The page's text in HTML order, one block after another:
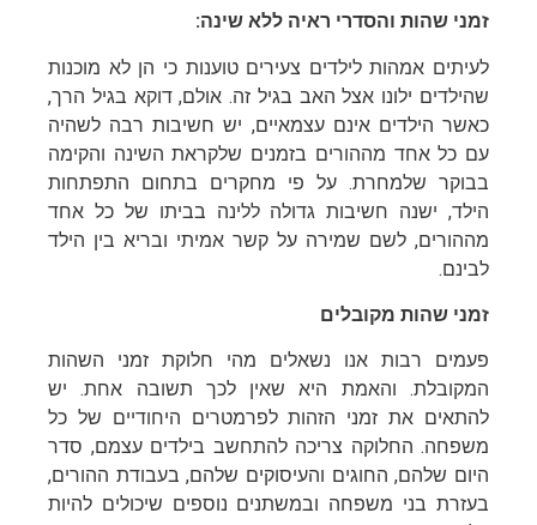
זמני שהות והסדרי ראיה ללא שינה:
לעיתים אמהות לילדים צעירים טוענות כי הן לא מוכנות
שהילדים ילונו אצל האב בגיל זה. אולם, דוקא בגיל הרך,
כאשר הילדים אינם עצמאיים, יש חשיבות רבה לשהיה
עם כל אחד מההורים בזמנים שלקראת השינה והקימה
בבוקר שלמחרת. על פי מחקרים בתחום התפתחות
הילד, ישנה חשיבות גדולה ללינה בביתו של כל אחד
מההורים, לשם שמירה על קשר אמיתי ובריא בין הילד
לבינם.
זמני שהות מקובלים
פעמים רבות אנו נשאלים מהי חלוקת זמני השהות
המקובלת. והאמת היא שאין לכך תשובה אחת. יש
להתאים את זמני הזהות לפרמטרים היחודיים של כל
משפחה. החלוקה צריכה להתחשב בילדים עצמם, סדר
היום שלהם, החוגים והעיסוקים שלהם, בעבודת ההורים,
בעזרת בני משפחה ובמשתנים נוספים שיכולים להיות